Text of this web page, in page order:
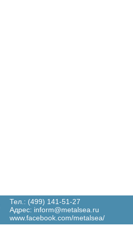
Тел.: (499) 141-51-27
Адрес: inform@metalsea.ru
www.facebook.com/metalsea/